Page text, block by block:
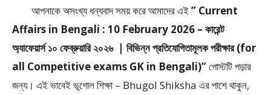
আপনাকে অসংখ্য ধন্যবাদ সময় করে আমাদের এই” Current
Affairs in Bengali : 10 February 2026 – কারেন্ট
অ্যাফেয়ার্স ১০ ফেব্রুয়ারি ২০২৬ | বিভিন্ন প্রতিযোগিতামূলক পরীক্ষার (for
all Competitive exams GK in Bengali)”পােস্টটি পড়ার
জন্য। এই ভাবেই ভূগোল শিক্ষা – Bhugol Shiksha এর পাশে থাকুন,